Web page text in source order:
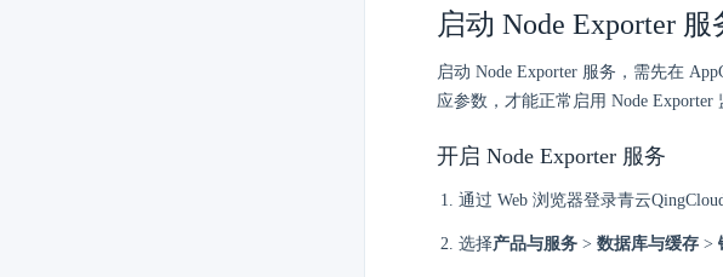
启动 Node Exporter 服
启动 Node Exporter 服务，需先在
应参数，才能正常启用 Node Exporter
开启 Node Exporter 服务
通过 Web 浏览器登录青云
选择产品与服务 > 数据库与缓存 >